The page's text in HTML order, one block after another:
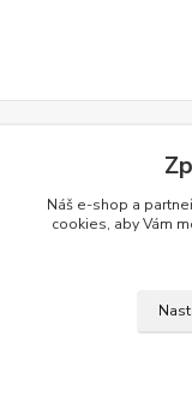
Doprava
Tradice a
Náš e-shop a
cookies, aby Vám